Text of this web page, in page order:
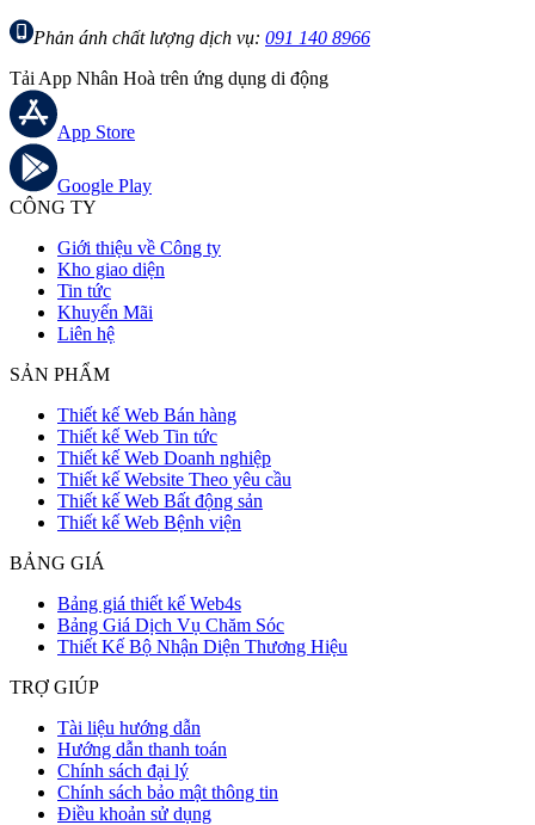
Phản ánh chất lượng dịch vụ: 091 140 8966
Tải App Nhân Hoà trên ứng dụng di động
App Store
Google Play
CÔNG TY
Giới thiệu về Công ty
Kho giao diện
Tin tức
Khuyến Mãi
Liên hệ
SẢN PHẨM
Thiết kế Web Bán hàng
Thiết kế Web Tin tức
Thiết kế Web Doanh nghiệp
Thiết kế Website Theo yêu cầu
Thiết kế Web Bất động sản
Thiết kế Web Bệnh viện
BẢNG GIÁ
Bảng giá thiết kế Web4s
Bảng Giá Dịch Vụ Chăm Sóc
Thiết Kế Bộ Nhận Diện Thương Hiệu
TRỢ GIÚP
Tài liệu hướng dẫn
Hướng dẫn thanh toán
Chính sách đại lý
Chính sách bảo mật thông tin
Điều khoản sử dụng